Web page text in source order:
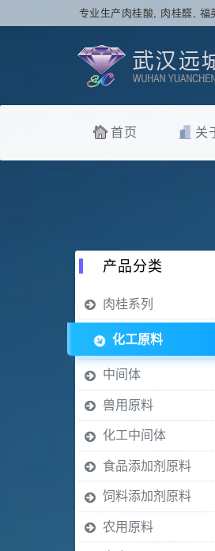
专业生产肉桂酸, 肉桂醛, 福
首页 关
产品分类
肉桂系列
化工原料
中间体
兽用原料
化工中间体
食品添加剂原料
饲料添加剂原料
农用原料